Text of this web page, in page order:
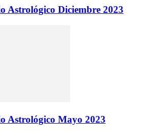
Astrológico Diciembre 2023
Astrológico Mayo 2023